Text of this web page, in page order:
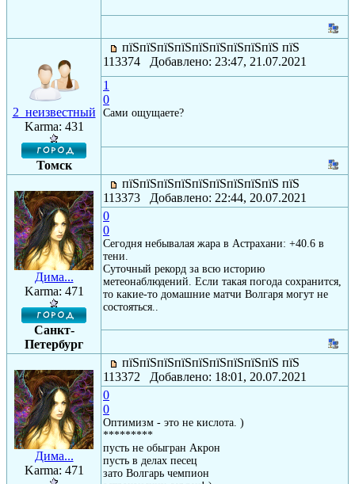
2_неизвестный
Karma: 431
Томск
пїЅпїЅпїЅпїЅпїЅпїЅпїЅпїЅпїЅ пїЅ
113374 Добавлено: 23:47, 21.07.2021
1
0
Сами ощущаете?
Дима...
Karma: 471
Санкт-
Петербург
пїЅпїЅпїЅпїЅпїЅпїЅпїЅпїЅпїЅ пїЅ
113373 Добавлено: 22:44, 20.07.2021
0
0
Сегодня небывалая жара в Астрахани: +40.6 в
тени.
Суточный рекорд за всю историю
метеонаблюдений. Если такая погода сохранится,
то какие-то домашние матчи Волгаря могут не
состояться..
Дима...
Karma: 471
пїЅпїЅпїЅпїЅпїЅпїЅпїЅпїЅпїЅ пїЅ
113372 Добавлено: 18:01, 20.07.2021
0
0
Оптимизм - это не кислота. )
*********
пусть не обыгран Акрон
пусть в делах песец
зато Волгарь чемпион